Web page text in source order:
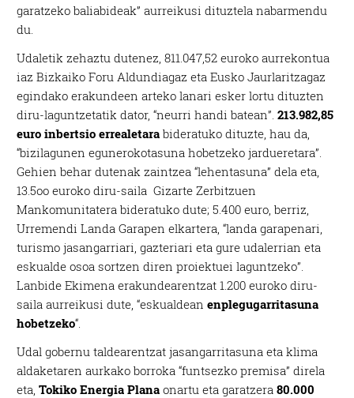
garatzeko baliabideak” aurreikusi dituztela nabarmendu
du.
Udaletik zehaztu dutenez, 811.047,52 euroko aurrekontua
iaz Bizkaiko Foru Aldundiagaz eta Eusko Jaurlaritzagaz
egindako erakundeen arteko lanari esker lortu dituzten
diru-laguntzetatik dator, “neurri handi batean”. 213.982,85
euro inbertsio errealetara bideratuko dituzte, hau da,
“bizilagunen egunerokotasuna hobetzeko jardueretara”.
Gehien behar dutenak zaintzea “lehentasuna” dela eta,
13.5oo euroko diru-saila Gizarte Zerbitzuen
Mankomunitatera bideratuko dute; 5.400 euro, berriz,
Urremendi Landa Garapen elkartera, “landa garapenari,
turismo jasangarriari, gazteriari eta gure udalerrian eta
eskualde osoa sortzen diren proiektuei laguntzeko”.
Lanbide Ekimena erakundearentzat 1.200 euroko diru-
saila aurreikusi dute, “eskualdeanenplegugarritasuna
hobetzeko“.
Udal gobernu taldearentzat jasangarritasuna eta klima
aldaketaren aurkako borroka “funtsezko premisa” direla
eta, Tokiko Energia Plana onartu eta garatzera80.000